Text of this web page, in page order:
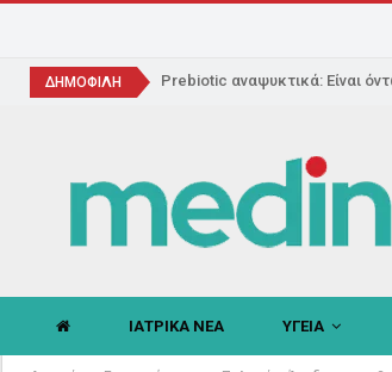
ΔΗΜΟΦΙΛΗ Prebiotic αναψυκτικά: Είναι
ΙΑΤΡΙΚΑ ΝΕΑ ΥΓΕΙΑ